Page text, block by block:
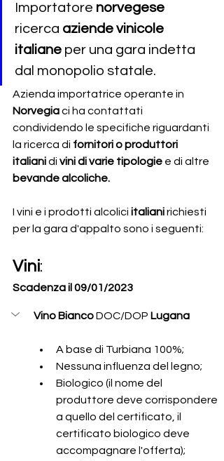
Importatore norvegese
ricerca aziende vinicole
italiane per una gara indetta
dal monopolio statale.
Azienda importatrice operante in
Norvegia ci ha contattati
condividendo le specifiche riguardanti
la ricerca di fornitori o produttori
italiani di vini di varie tipologie e di altre
bevande alcoliche.
I vini e i prodotti alcolici italiani richiesti
per la gara d'appalto sono i seguenti:
Vini:
Scadenza il 09/01/2023
Vino Bianco DOC/DOP Lugana
A base di Turbiana 100%;
Nessuna influenza del legno;
Biologico (il nome del
produttore deve corrispondere
a quello del certificato, il
certificato biologico deve
accompagnare l'offerta);